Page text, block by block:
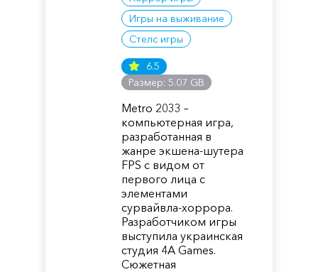
Игры на выживание
Стелс игры
6.5
Размер: 5.07 GB
Metro 2033 –
компьютерная игра,
разработанная в
жанре экшена-шутера
FPS с видом от
первого лица с
элементами
сурвайвла-хоррора.
Разработчиком игры
выступила украинская
студия 4A Games.
Сюжетная